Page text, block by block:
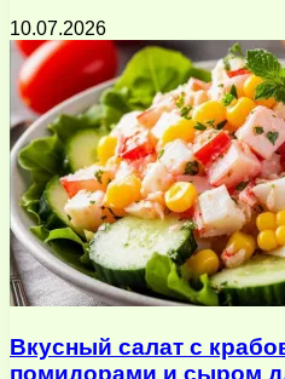
10.07.2026
Вкусный салат с
помидорами и сыром